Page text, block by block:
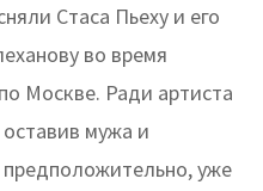
Стаса Пьеху и его
во время
Москве. Ради артиста
мужа и
уже